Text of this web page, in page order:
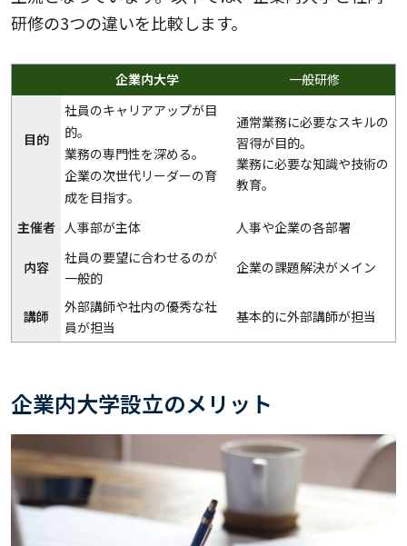
研修の3つの違いを比較します。
企業内大学 一般研修
目的
社員のキャリアアップが目
的。
業務の専門性を深める。
企業の次世代リーダーの育
成を目指す。
通常業務に必要なスキルの
習得が目的。
業務に必要な知識や技術の
教育。
主催者 人事部が主体 人事や企業の各部署
内容
社員の要望に合わせるのが
一般的
企業の課題解決がメイン
講師
外部講師や社内の優秀な社
員が担当
基本的に外部講師が担当
企業内大学設立のメリット